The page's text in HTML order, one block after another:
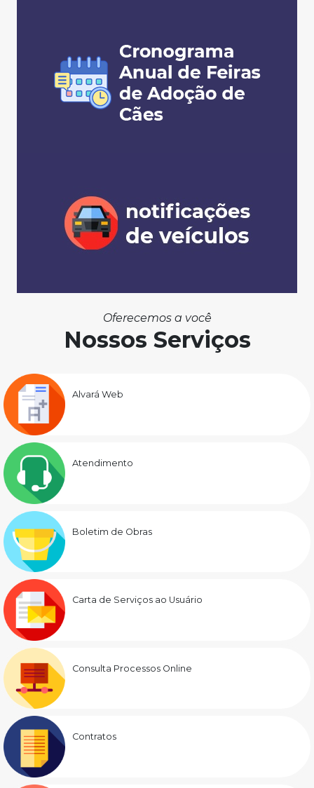
Oferecemos a você
Nossos Serviços
Alvará Web
Atendimento
Boletim de Obras
Carta de Serviços ao Usuário
Consulta Processos Online
Contratos